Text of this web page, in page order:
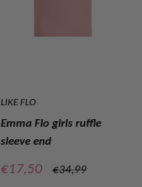
LIKE FLO
Emma Flo girls ruffle
sleeve end
Verkoopprijs
€17,50
Normale
€34,99